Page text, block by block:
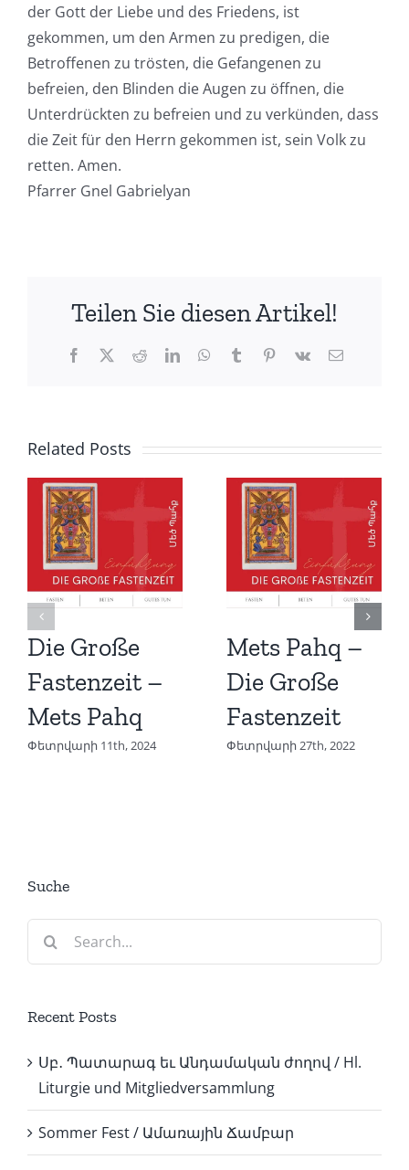
der Gott der Liebe und des Friedens, ist
gekommen, um den Armen zu predigen, die
Betroffenen zu trösten, die Gefangenen zu
befreien, den Blinden die Augen zu öffnen, die
Unterdrückten zu befreien und zu verkünden, dass
die Zeit für den Herrn gekommen ist, sein Volk zu
retten. Amen.
Pfarrer Gnel Gabrielyan
Teilen Sie diesen Artikel!
Facebook
X RedditLinkedInWhatsApp
TumblrPinterest
Vk Email
Related Posts
Die Große
Fastenzeit –
Mets Pahq
Փետրվարի 11th, 2024
Mets Pahq –
Die Große
Fastenzeit
Փետրվարի 27th, 2022
Suche
Search
Recent Posts
Սբ․ Պատարագ եւ Անդամական ժողով / Hl.
Liturgie und Mitgliedversammlung
Sommer Fest / Ամառային Ճամբար